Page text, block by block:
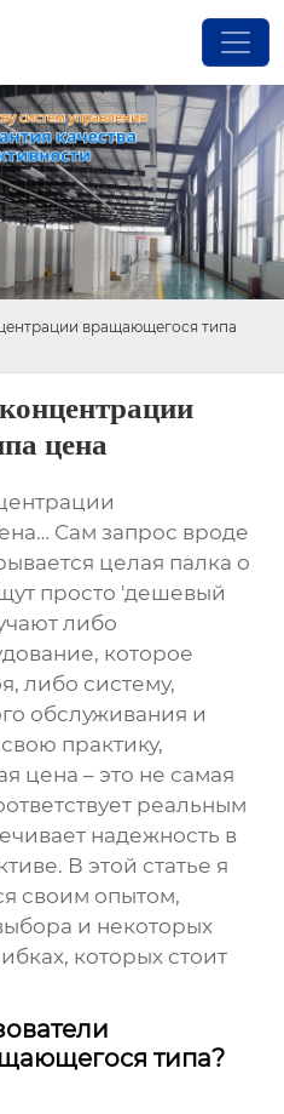
вращающегося типа
цена
… Сам запрос вроде
целая палка о
просто 'дешевый
либо
которое
либо систему,
обслуживания и
практику,
цена – это не самая
реальным
надежность в
В этой статье я
своим опытом,
и некоторых
которых стоит
типа?